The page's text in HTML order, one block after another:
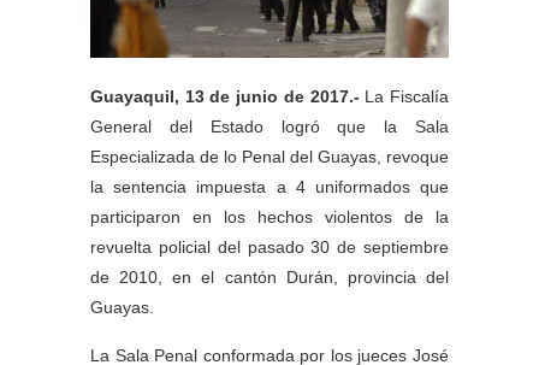
Guayaquil, 13 de junio de 2017.- La Fiscalía
General del Estado logró que la Sala
Especializada de lo Penal del Guayas, revoque
la sentencia impuesta a 4 uniformados que
participaron en los hechos violentos de la
revuelta policial del pasado 30 de septiembre
de 2010, en el cantón Durán, provincia del
Guayas.
La Sala Penal conformada por los jueces José